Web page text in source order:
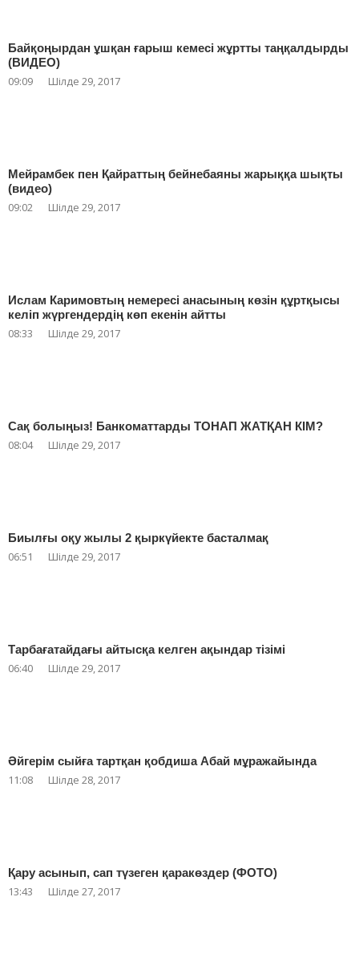
Байқоңырдан ұшқан ғарыш кемесі жұртты таңқалдырды
(ВИДЕО)
09:09 Шілде 29, 2017
Мейрамбек пен Қайраттың бейнебаяны жарыққа шықты
(видео)
09:02 Шілде 29, 2017
Ислам Каримовтың немересі анасының көзін құртқысы
келіп жүргендердің көп екенін айтты
08:33 Шілде 29, 2017
Сақ болыңыз! Банкоматтарды ТОНАП ЖАТҚАН КІМ?
08:04 Шілде 29, 2017
Биылғы оқу жылы 2 қыркүйекте басталмақ
06:51 Шілде 29, 2017
Тарбағатайдағы айтысқа келген ақындар тізімі
06:40 Шілде 29, 2017
Әйгерім сыйға тартқан қобдиша Абай мұражайында
11:08 Шілде 28, 2017
Қару асынып, сап түзеген қаракөздер (ФОТО)
13:43 Шілде 27, 2017